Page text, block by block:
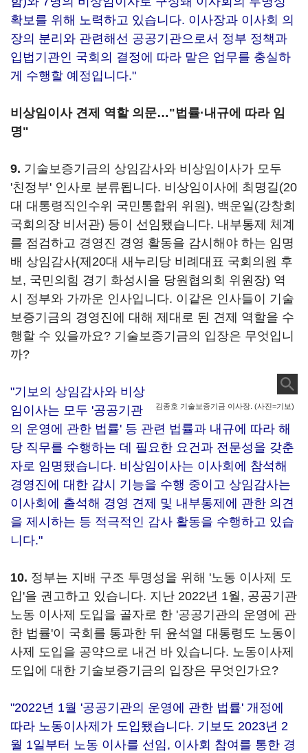
확보를 위해 노력하고 있습니다. 이사장과 이사회 의
장의 분리와 관련해선 공공기관으로서 정부 정책과
입법기관인 국회의 결정에 따라 맡은 업무를 충실하
게 수행할 예정입니다."
비상임이사 견제 역할 의문…"법률·내규에 따라 임
명"
9. 기술보증기금의 상임감사와 비상임이사가 모두
'친정부' 인사로 분류됩니다. 비상임이사에 최명길(20
대 대통령직인수위 국민통합위 위원), 백운일(강창희
국회의장 비서관) 등이 선임됐습니다. 내부통제 체계
를 점검하고 경영진 경영 활동을 감시해야 하는 임명
배 상임감사(제20대 새누리당 비례대표 국회의원 후
보, 국민의힘 경기 화성시을 당원협의회 위원장) 역
시 정부와 가까운 인사입니다. 이같은 인사들이 기술
보증기금의 경영진에 대해 제대로 된 견제 역할을 수
행할 수 있을까요? 기술보증기금의 입장은 무엇입니
까?
김종호 기술보증기금 이사장. (사진=기보)
"기보의 상임감사와 비상
임이사는 모두 '공공기관
의 운영에 관한 법률' 등 관련 법률과 내규에 따라 해
당 직무를 수행하는 데 필요한 요건과 전문성을 갖춘
자로 임명됐습니다. 비상임이사는 이사회에 참석해
경영진에 대한 감시 기능을 수행 중이고 상임감사는
이사회에 출석해 경영 견제 및 내부통제에 관한 의견
을 제시하는 등 적극적인 감사 활동을 수행하고 있습
니다."
10. 정부는 지배 구조 투명성을 위해 '노동 이사제 도
입'을 권고하고 있습니다. 지난 2022년 1월, 공공기관
노동 이사제 도입을 골자로 한 '공공기관의 운영에 관
한 법률'이 국회를 통과한 뒤 윤석열 대통령도 노동이
사제 도입을 공약으로 내건 바 있습니다. 노동이사제
도입에 대한 기술보증기금의 입장은 무엇인가요?
"2022년 1월 '공공기관의 운영에 관한 법률' 개정에
따라 노동이사제가 도입됐습니다. 기보도 2023년 2
월 1일부터 노동 이사를 선임, 이사회 참여를 통한 경